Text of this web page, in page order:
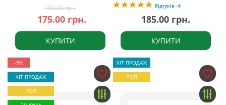
190.00 грн.
175.00 грн.
КУПИТИ
Відгуків - 6
185.00 грн.
КУПИТИ
-9%
ХІТ ПРОДАЖ
ТОП
ХІТ ПРОДАЖ
ТОП